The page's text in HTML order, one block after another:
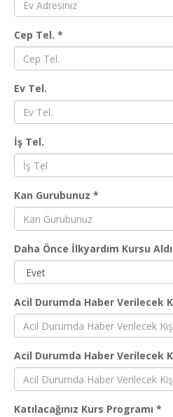
Cep Tel. *
Ev Tel.
İş Tel.
Kan Gurubunuz *
Daha Önce İlkyardım Kursu
Acil Durumda Haber Verilecek
Acil Durumda Haber Verilecek
Katılacağınız Kurs Programı *